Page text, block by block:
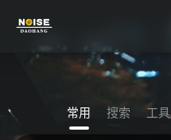
常用 搜索 工具